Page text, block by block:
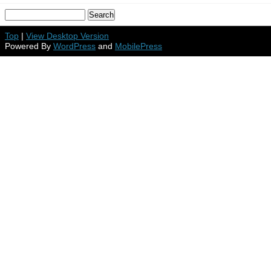
Top | View Desktop Version
Powered By WordPress and MobilePress